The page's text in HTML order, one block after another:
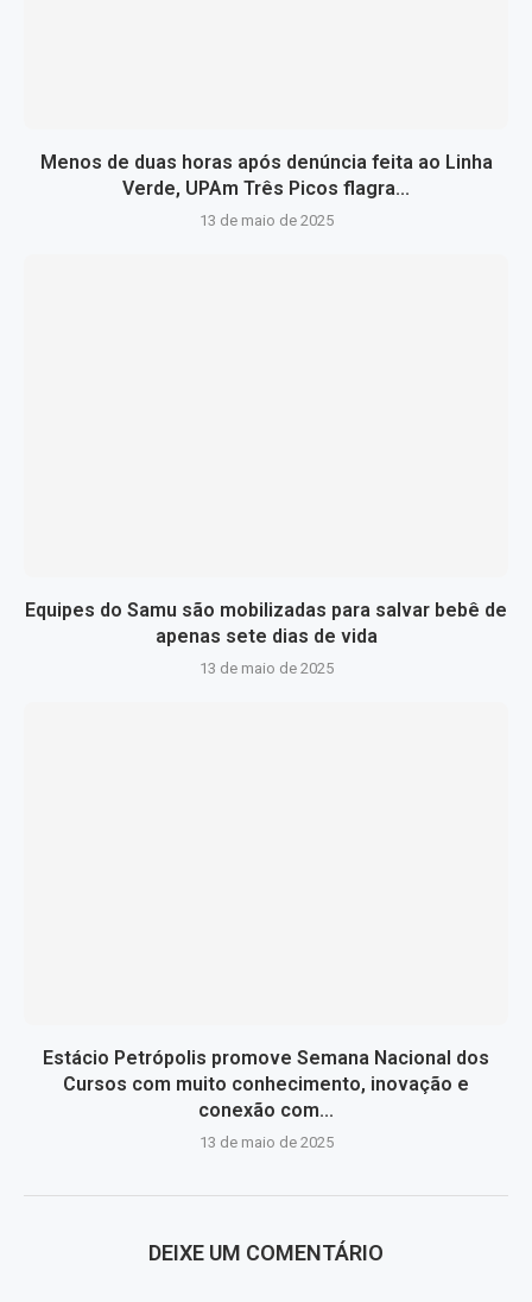
Menos de duas horas após denúncia feita ao Linha
Verde, UPAm Três Picos flagra...
13 de maio de 2025
Equipes do Samu são mobilizadas para salvar bebê de
apenas sete dias de vida
13 de maio de 2025
Estácio Petrópolis promove Semana Nacional dos
Cursos com muito conhecimento, inovação e
conexão com...
13 de maio de 2025
DEIXE UM COMENTÁRIO